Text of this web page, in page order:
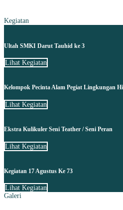
Kegiatan
Ultah SMKI Darut Tauhid ke 3
Lihat Kegiatan
Kelompok Pecinta Alam Pegiat Lingkungan
Lihat Kegiatan
Ekstra Kulikuler Seni Teather / Seni Peran
Lihat Kegiatan
Kegiatan 17 Agustus Ke 73
Lihat Kegiatan
Galeri